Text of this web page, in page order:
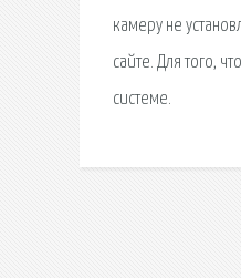
камеру не
сайте. Для того,
системе.